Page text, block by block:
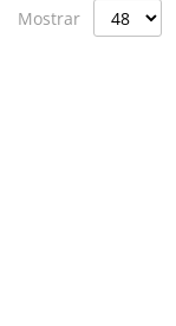
Mostrar